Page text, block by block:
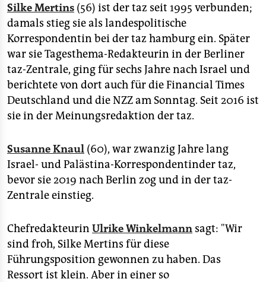
genossenschaft
epaper login
Silke Mertins (56) ist der taz seit 1995 verbunden;
damals stieg sie als landespolitische
Korrespondentin bei der taz hamburg ein. Später
war sie Tagesthema-Redakteurin in der Berliner
taz-Zentrale, ging für sechs Jahre nach Israel und
berichtete von dort auch für die Financial Times
Deutschland und die NZZ am Sonntag. Seit 2016 ist
sie in der Meinungsredaktion der taz.
Susanne Knaul (60), war zwanzig Jahre lang
Israel- und Palästina-Korrespondentinder taz,
bevor sie 2019 nach Berlin zog und in der taz-
Zentrale einstieg.
Chefredakteurin Ulrike Winkelmann sagt: "Wir
sind froh, Silke Mertins für diese
Führungsposition gewonnen zu haben. Das
Ressort ist klein. Aber in einer so